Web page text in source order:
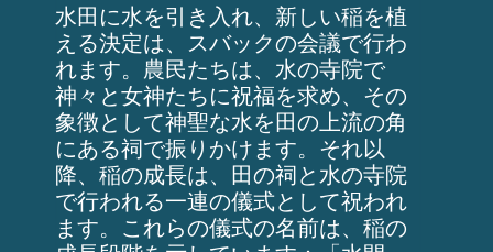
水田に水を引き入れ、新しい稲を植
える決定は、スバックの会議で行わ
れます。農民たちは、水の寺院で
神々と女神たちに祝福を求め、その
象徴として神聖な水を田の上流の角
にある祠で振りかけます。それ以
降、稲の成長は、田の祠と水の寺院
で行われる一連の儀式として祝われ
ます。これらの儀式の名前は、稲の